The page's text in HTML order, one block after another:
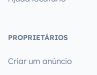
PROPRIETÁRIOS
Criar um anúncio